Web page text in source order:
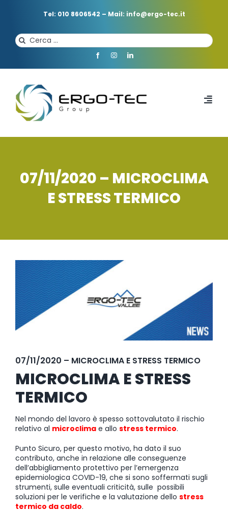
Tel: 010 8606542 – Mail: info@ergo-tec.it
Cerca
per:
HOME
CHI SIAMO
PROFESSIONISTI
SERVIZI
EVENTI NOVITÀ
CONTATTI
07/11/2020 – MICROCLIMA
E STRESS TERMICO
Ingrandisci
immagine
07/11/2020 – MICROCLIMA E STRESS TERMICO
MICROCLIMA E STRESS
TERMICO
Nel mondo del lavoro è spesso sottovalutato il rischio
relativo al microclima e allo stress termico.
Punto Sicuro, per questo motivo, ha dato il suo
contributo, anche in relazione alle conseguenze
dell’abbigliamento protettivo per l’emergenza
epidemiologica COVID-19, che si sono soffermati sugli
strumenti, sulle eventuali criticità, sulle possibili
soluzioni per le verifiche e la valutazione dello stress
termico da caldo.